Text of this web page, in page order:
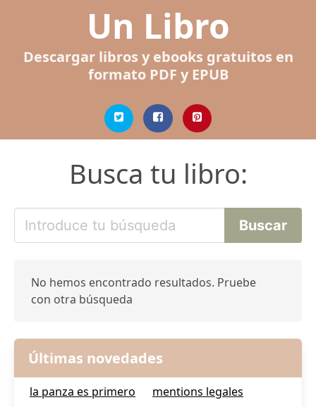
Un Libro
Descargar libros y ebooks gratuitos en
formato PDF y EPUB
Busca tu libro:
No hemos encontrado resultados. Pruebe
con otra búsqueda
Últimas novedades
la panza es primero
mentions legales